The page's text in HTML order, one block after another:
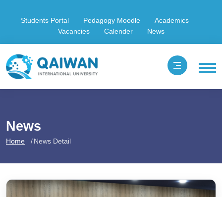
Students Portal Pedagogy Moodle
Academics
Vacancies
Calender News
News
Home News Detail